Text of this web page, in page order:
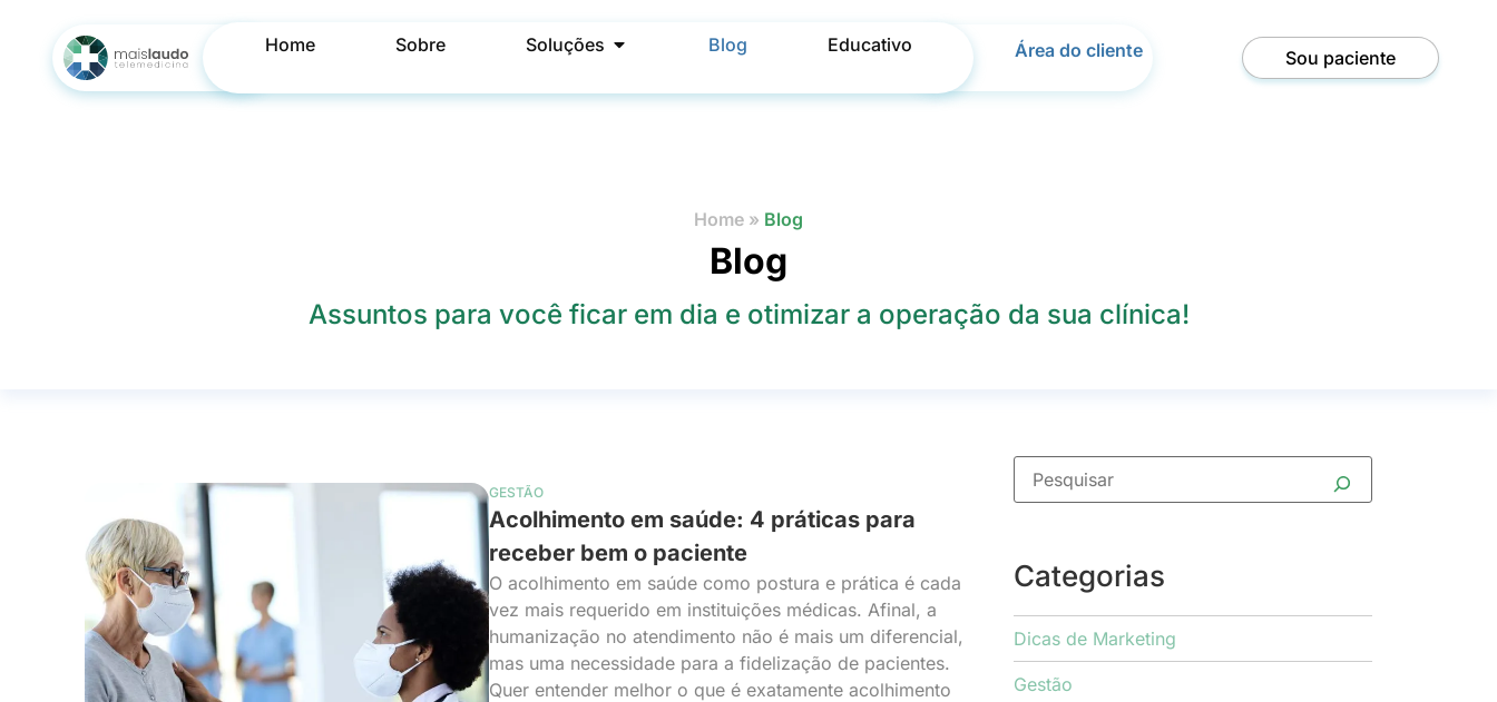
Home Sobre Soluções Blog Educativo Área do cliente Sou paciente
Home » Blog
Blog
Assuntos para você ficar em dia e otimizar a operação da sua clínica!
GESTÃO
Acolhimento em saúde: 4 práticas para
receber bem o paciente
O acolhimento em saúde como postura e prática é cada
vez mais requerido em instituições médicas. Afinal, a
humanização no atendimento não é mais um diferencial,
mas uma necessidade para a fidelização de pacientes.
Quer entender melhor o que é exatamente acolhimento
Categorias
Dicas de Marketing
Gestão